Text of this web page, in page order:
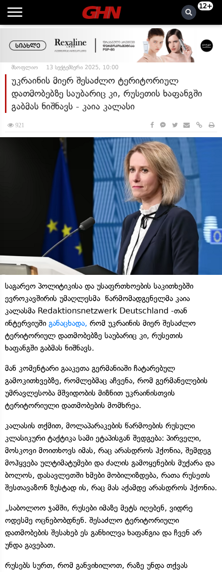
12+
მსოფლიო 13 სექტემბერი 2025, 10:00
უკრაინის მიერ შესაძლო ტერიტორიულ
დათმობებზე საუბარიც კი, რუსეთის ხაფანგში
გაბმას ნიშნავს - კაია კალასი
921
საგარეო პოლიტიკისა და უსაფრთხოების საკითხებში
ევროკავშირის უმაღლესმა წარმომადგენელმა კაია
კალასმა Redaktionsnetzwerk Deutschland -თან
ინტერვიუში განაცხადა, რომ უკრაინის მიერ შესაძლო
ტერიტორიულ დათმობებზე საუბარიც კი, რუსეთის
ხაფანგში გაბმას ნიშნავს.
მან კომენტარი გააკეთა გერმანიაში ჩატარებულ
გამოკითხვებზე, რომლებმაც აჩვენა, რომ გერმანელების
უმრავლესობა მშვიდობის მიზნით უკრაინისთვის
ტერიტორიული დათმობების მომხრეა.
კალასის თქმით, მოლაპარაკების წარმოების რუსული
კლასიკური ტაქტიკა სამი ეტაპისგან შედგება: პირველი,
მოსკოვი მოითხოვს იმას, რაც არასდროს ჰქონია, შემდეგ
მოჰყვება ულტიმატუმები და ძალის გამოყენების მუქარა და
ბოლოს, დასავლეთში ხმები მობილიზდება, რათა რუსეთს
შესთავაზონ ზუსტად ის, რაც მას აქამდე არასდროს ჰქონია.
„საბოლოო ჯამში, რუსები იმაზე მეტს იღებენ, ვიდრე
ოდესმე ოცნებობდნენ. შესაძლო ტერიტორიული
დათმობების შესახებ ეს განხილვა ხაფანგია და ჩვენ არ
უნდა გავებათ.
რუსებს სურთ, რომ განვიხილოთ, რაზე უნდა თქვას